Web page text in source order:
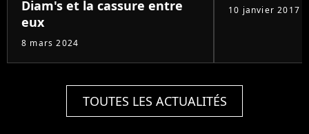
Diam's et la cassure entre
eux
8 mars 2024
10 janvier 2017
TOUTES LES ACTUALITÉS